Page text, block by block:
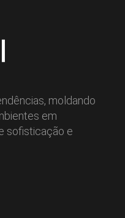
moldando
em
sofisticação e